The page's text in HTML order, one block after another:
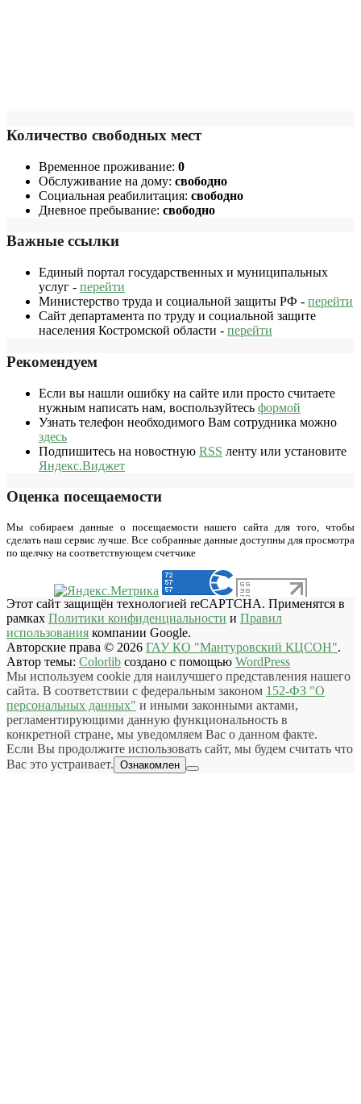
Количество свободных мест
Временное проживание: 0
Обслуживание на дому: свободно
Социальная реабилитация: свободно
Дневное пребывание: свободно
Важные ссылки
Единый портал государственных и муниципальных
услуг - перейти
Министерство труда и социальной защиты РФ - перейти
Сайт департамента по труду и социальной защите
населения Костромской области - перейти
Рекомендуем
Если вы нашли ошибку на сайте или просто считаете
нужным написать нам, воспользуйтесь формой
Узнать телефон необходимого Вам сотрудника можно
здесь
Подпишитесь на новостную RSS ленту или установите
Яндекс.Виджет
Оценка посещаемости
Мы собираем данные о посещаемости нашего сайта для того, чтобы
сделать наш сервис лучше. Все собранные данные доступны для просмотра
по щелчку на соответствующем счетчике
Этот сайт защищён технологией reCAPTCHA. Применятся в
рамках Политики конфиденциальности и Правил
использования компании Google.
Авторские права © 2026 ГАУ КО "Мантуровский КЦСОН".
Автор темы: Colorlib создано с помощью WordPress
Мы используем cookie для наилучшего представления нашего
сайта. В соответствии с федеральным законом 152-ФЗ "О
персональных данных" и иными законными актами,
регламентирующими данную функциональность в
конкретной стране, мы уведомляем Вас о данном факте.
Если Вы продолжите использовать сайт, мы будем считать что
Вас это устраивает. Ознакомлен